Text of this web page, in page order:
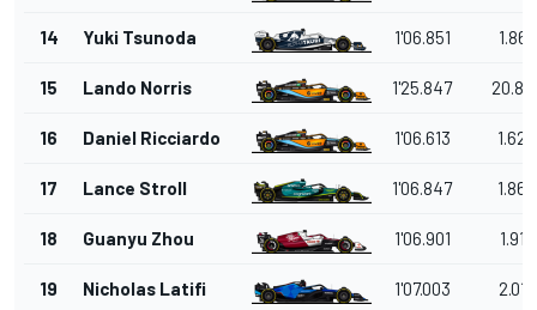
14 Yuki Tsunoda 1'06.851 1.867
15 Lando Norris 1'25.847
16 Daniel Ricciardo 1'06.613 1.629
17 Lance Stroll 1'06.847 1.863
18 Guanyu Zhou 1'06.901 1.917
19 Nicholas Latifi 1'07.003 2.019